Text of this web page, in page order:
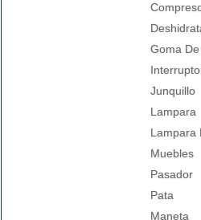
Goma
Junquillo
Lampara
Lampara
Muebles
Pasador
Pata
Maneta